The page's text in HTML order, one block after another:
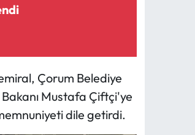
Çorum Belediye
Mustafa Çiftçi'ye
dile getirdi.